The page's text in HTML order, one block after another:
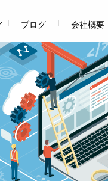
ブログ 会社概要